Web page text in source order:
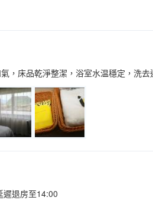
，床品乾淨整潔，浴室水温穩定，洗
遲退房至14:00